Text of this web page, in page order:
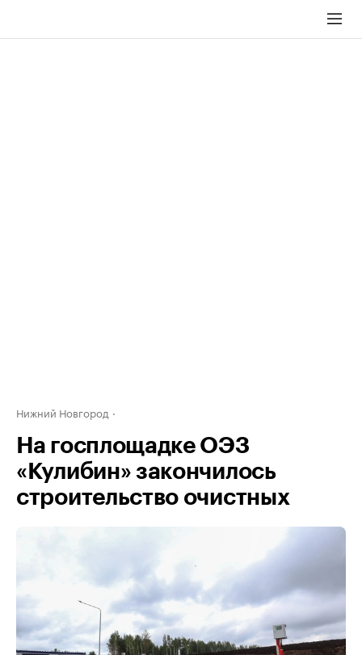
Нижний Новгород
На госплощадке ОЭЗ
«Кулибин» закончилось
строительство очистных